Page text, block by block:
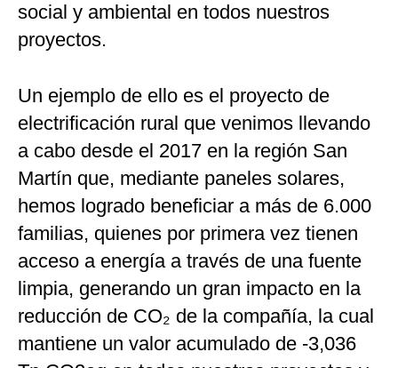
social y ambiental en todos nuestros
proyectos.
Un ejemplo de ello es el proyecto de
electrificación rural que venimos llevando
a cabo desde el 2017 en la región San
Martín que, mediante paneles solares,
hemos logrado beneficiar a más de 6.000
familias, quienes por primera vez tienen
acceso a energía a través de una fuente
limpia, generando un gran impacto en la
reducción de CO₂ de la compañía, la cual
mantiene un valor acumulado de -3,036